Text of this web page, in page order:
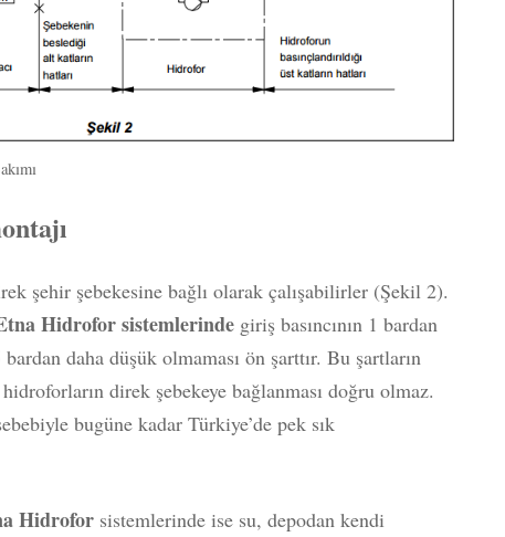
şehir şebekesine bağlı olarak çalışabilirler (Şekil 2).
Hidrofor sistemlerindegiriş basıncının 1 bardan
daha düşük olmaması ön şarttır. Bu şartların
direk şebekeye bağlanması doğru olmaz.
bugüne kadar Türkiye’de pek sık
Hidroforsistemlerinde ise su, depodan kendi